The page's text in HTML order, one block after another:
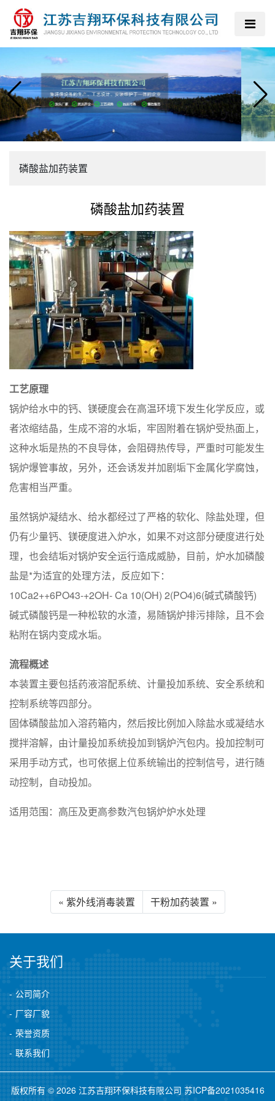
磷酸盐加药装置
磷酸盐加药装置
工艺原理
锅炉给水中的钙、镁硬度会在高温环境下发生化学反应，或
者浓缩结晶，生成不溶的水垢，牢固附着在锅炉受热面上，
这种水垢是热的不良导体，会阻碍热传导，严重时可能发生
锅炉爆管事故，另外，还会诱发并加剧垢下金属化学腐蚀，
危害相当严重。
虽然锅炉凝结水、给水都经过了严格的软化、除盐处理，但
仍有少量钙、镁硬度进入炉水，如果不对这部分硬度进行处
理，也会结垢对锅炉安全运行造成威胁，目前，炉水加磷酸
盐是*为适宜的处理方法，反应如下：
10Ca2++6PO43-+2OH- Ca 10(OH) 2(PO4)6(碱式磷酸钙)
碱式磷酸钙是一种松软的水渣，易随锅炉排污排除，且不会
粘附在锅内变成水垢。
流程概述
本装置主要包括药液溶配系统、计量投加系统、安全系统和
控制系统等四部分。
固体磷酸盐加入溶药箱内，然后按比例加入除盐水或凝结水
搅拌溶解，由计量投加系统投加到锅炉汽包内。投加控制可
采用手动方式，也可依据上位系统输出的控制信号，进行随
动控制，自动投加。
适用范围：高压及更高参数汽包锅炉炉水处理
« 紫外线消毒装置 干粉加药装置 »
关于我们
公司简介
厂容厂貌
荣誉资质
联系我们
版权所有 © 2026 江苏吉翔环保科技有限公司 苏ICP备2021035416